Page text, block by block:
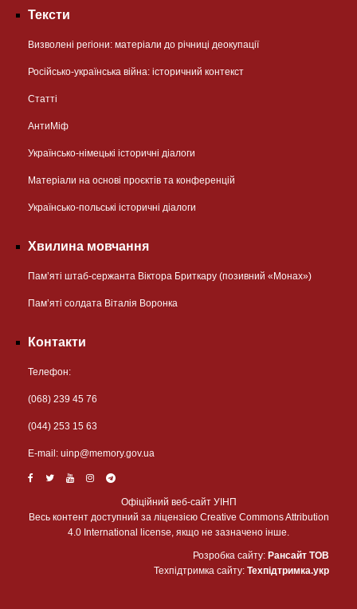
Тексти
Визволені регіони: матеріали до річниці деокупації
Російсько-українська війна: історичний контекст
Статті
АнтиМіф
Українсько-німецькі історичні діалоги
Матеріали на основі проєктів та конференцій
Українсько-польські історичні діалоги
Хвилина мовчання
Пам’яті штаб-сержанта Віктора Бриткару (позивний «Монах»)
Пам’яті солдата Віталія Воронка
Контакти
Телефон:
(068) 239 45 76
(044) 253 15 63
Е-mail: uinp@memory.gov.ua
Офіційний веб-сайт УІНП
Весь контент доступний за ліцензією Creative Commons Attribution
4.0 International license, якщо не зазначено інше.
Розробка сайту: Рансайт ТОВ
Техпідтримка сайту: Техпідтримка.укр